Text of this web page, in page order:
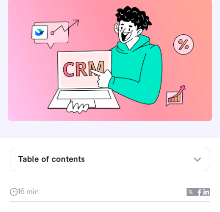
16 min
Table of contents
Comprender el CRM sencillo: qué es y por qué
¿Es un CRM sencillo adecuado para ti?